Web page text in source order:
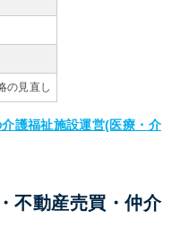
の見直し
護福祉施設運営(医療・介
不動産売買・仲介